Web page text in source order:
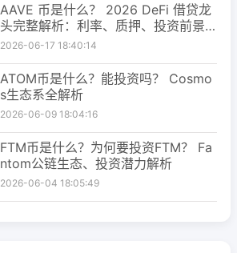
AAVE 币是什么？ 2026 DeFi 借贷龙
头完整解析：利率、质押、投资前景
一次看懂
2026-06-17 18:40:14
ATOM币是什么？能投资吗？ Cosmo
s生态系全解析
2026-06-09 18:04:16
FTM币是什么？为何要投资FTM？ Fa
ntom公链生态、投资潜力解析
2026-06-04 18:05:49